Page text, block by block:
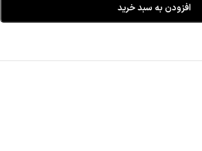
افزودن به سبد خرید